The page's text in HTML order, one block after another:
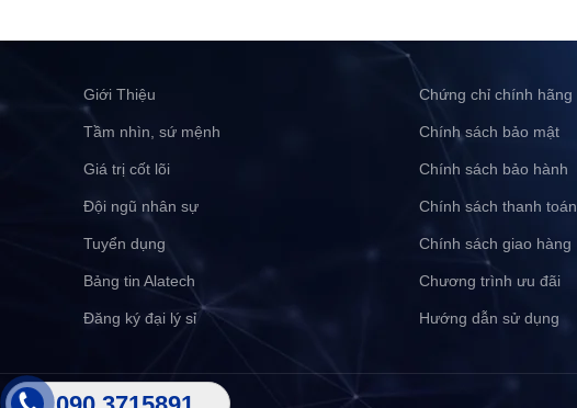
Giới Thiệu
Tầm nhìn, sứ mệnh
Giá trị cốt lõi
Đội ngũ nhân sự
Tuyển dụng
Bảng tin Alatech
Đăng ký đại lý sỉ
Chứng chỉ chính hãng
Chính sách bảo mật
Chính sách bảo hành
Chính sách thanh toán
Chính sách giao hàng
Chương trình ưu đãi
Hướng dẫn sử dụng